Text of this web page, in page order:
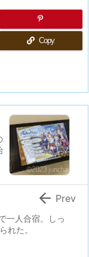
Copy
一人合宿。しっ
れた。
 Prev